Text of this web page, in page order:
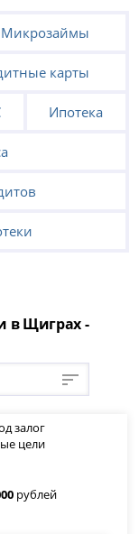
Микрозаймы
карты
Ипотека
в Щиграх -
залог
цели
рублей